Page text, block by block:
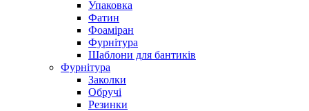
Упаковка
Фатин
Фоаміран
Фурнітура
Шаблони для бантиків
Фурнітура
Заколки
Обручі
Резинки